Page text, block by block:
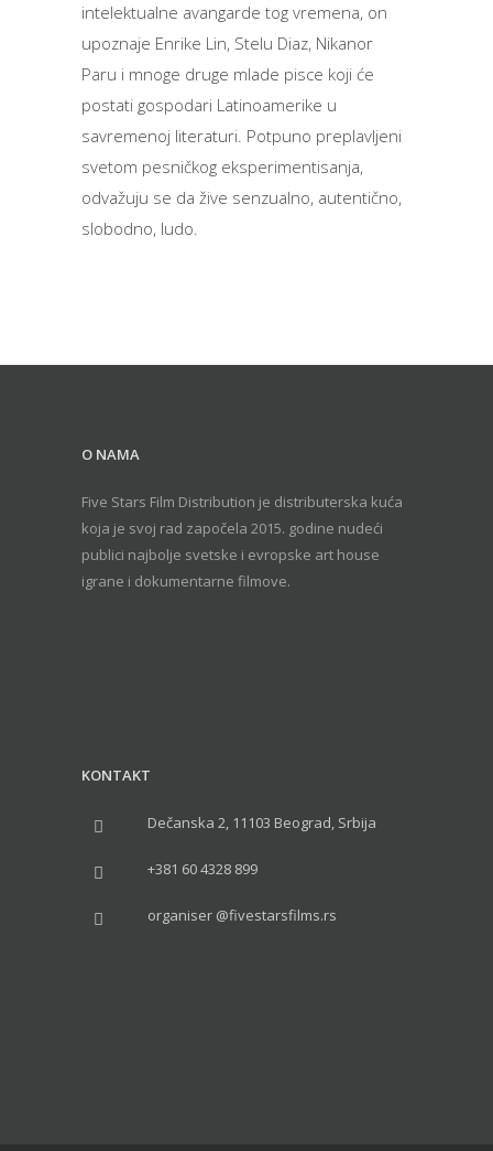
intelektualne avangarde tog vremena, on
upoznaje Enrike Lin, Stelu Diaz, Nikanor
Paru i mnoge druge mlade pisce koji će
postati gospodari Latinoamerike u
savremenoj literaturi. Potpuno preplavljeni
svetom pesničkog eksperimentisanja,
odvažuju se da žive senzualno, autentično,
slobodno, ludo.
O NAMA
Five Stars Film Distribution je distributerska kuća
koja je svoj rad započela 2015. godine nudeći
publici najbolje svetske i evropske art house
igrane i dokumentarne filmove.
KONTAKT
Dečanska 2, 11103 Beograd, Srbija
+381 60 4328 899
organiser @fivestarsfilms.rs